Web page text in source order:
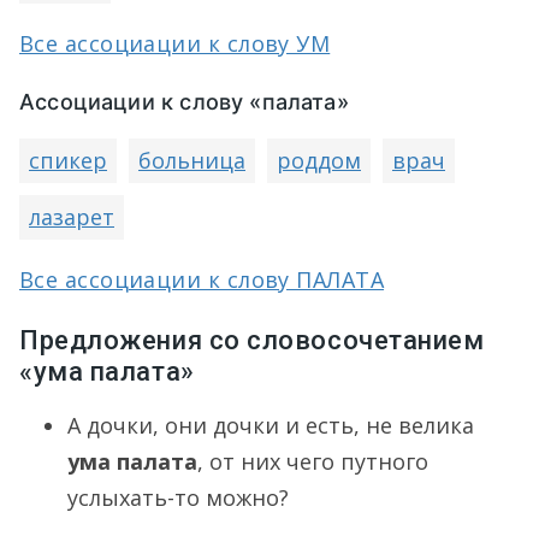
Все ассоциации к слову УМ
Ассоциации к слову «палата»
спикер больница роддом
врач
лазарет
Все ассоциации к слову ПАЛАТА
Предложения со словосочетанием
«ума палата»
А дочки, они дочки и есть, не велика
ума палата, от них чего путного
услыхать-то можно?